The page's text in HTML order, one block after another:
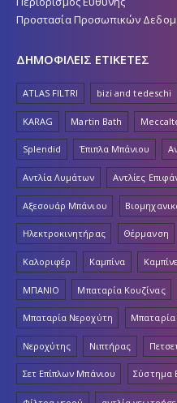
Προστασία Προσωπικών
ΔΗΜΟΦΙΛΕΙΣ ΕΤΙΚΕΤΕΣ
ATLAS FILTRI bizi and tedeschi
KARAG Martin Bath
Splendid Έπιπλα Μπάνιου
Αντλία Λυμάτων Αντλίες
Αξεσουάρ Μπάνιου
Ηλεκτροκινητήρας Θέρμανση
Καλοριφέρ Καμπίνα
ΜΠΑΝΙΟ Μπαταρία Κουζίνας
Μπαταρία Νεροχύτη Μπαταρία
Νεροχύτης Νιπτήρας
Σετ Επίπλων Μπάνιου Σύστημα